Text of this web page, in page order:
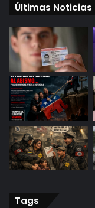
Últimas Noticias
Tags